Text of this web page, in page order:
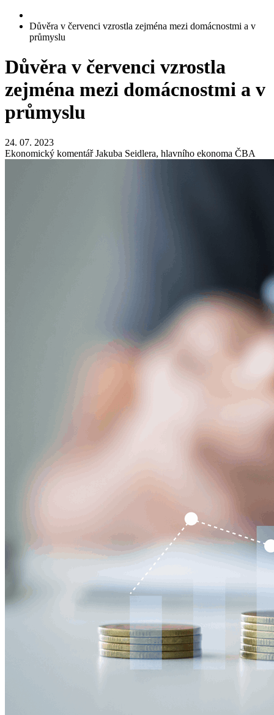
Důvěra v červenci vzrostla zejména mezi domácnostmi a v
průmyslu
Důvěra v červenci vzrostla
zejména mezi domácnostmi a v
průmyslu
24. 07. 2023
Ekonomický komentář Jakuba Seidlera, hlavního ekonoma ČBA